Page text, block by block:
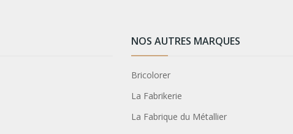
NOS AUTRES MARQUES
Bricolorer
La Fabrikerie
La Fabrique du Métallier